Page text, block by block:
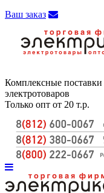
Ваш заказ
Комплексные поставки
электротоваров
Только опт от 20 т.р.